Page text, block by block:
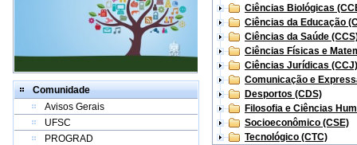
Comunidade
Avisos Gerais
UFSC
PROGRAD
Ciências Biológicas
Ciências da Educação
Ciências da Saúde
Ciências Físicas e
Ciências Jurídicas (CCJ)
Comunicação e
Desportos (CDS)
Filosofia e Ciências
Socioeconômico (CSE)
Tecnológico (CTC)